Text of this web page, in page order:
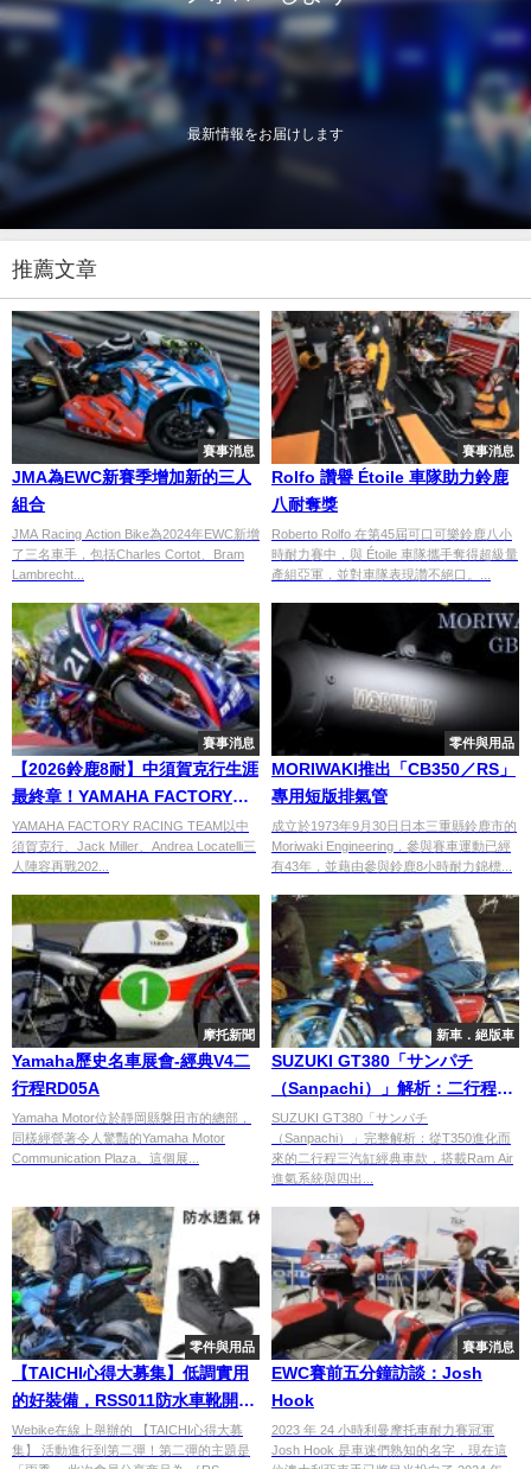
最新情報をお届けします
推薦文章
賽事消息
JMA為EWC新賽季增加新的三人
組合
JMA Racing Action Bike為2024年EWC新增
了三名車手，包括Charles Cortot、Bram
Lambrecht...
賽事消息
Rolfo 讚譽 Étoile 車隊助力鈴鹿
八耐奪獎
Roberto Rolfo 在第45屆可口可樂鈴鹿八小
時耐力賽中，與 Étoile 車隊攜手奪得超級量
產組亞軍，並對車隊表現讚不絕口。...
賽事消息
【2026鈴鹿8耐】中須賀克行生涯
最終章！YAMAHA FACTORY
RACING TEAM復出第二年縮短
差距、挑戰Honda HRC四連霸
YAMAHA FACTORY RACING TEAM以中
須賀克行、Jack Miller、Andrea Locatelli三
人陣容再戰202...
零件與用品
MORIWAKI推出「CB350／RS」
專用短版排氣管
成立於1973年9月30日日本三重縣鈴鹿市的
Moriwaki Engineering，參與賽車運動已經
有43年，並藉由參與鈴鹿8小時耐力錦標...
摩托新聞
Yamaha歷史名車展會-經典V4二
行程RD05A
Yamaha Motor位於靜岡縣磐田市的總部，
同樣經營著令人驚豔的Yamaha Motor
Communication Plaza。這個展...
新車．絕版車
SUZUKI GT380「サンパチ
（Sanpachi）」解析：二行程三
汽缸與四出排氣的經典傳奇
SUZUKI GT380「サンパチ
（Sanpachi）」完整解析：從T350進化而
來的二行程三汽缸經典車款，搭載Ram Air
進氣系統與四出...
零件與用品
【TAICHI心得大募集】低調實用
的好裝備，RSS011防水車靴開
箱！
Webike在線上舉辦的 【TAICHI心得大募
集】 活動進行到第二彈！第二彈的主題是
賽事消息
EWC賽前五分鐘訪談：Josh
Hook
2023 年 24 小時利曼摩托車耐力賽冠軍
Josh Hook 是車迷們熟知的名字，現在這